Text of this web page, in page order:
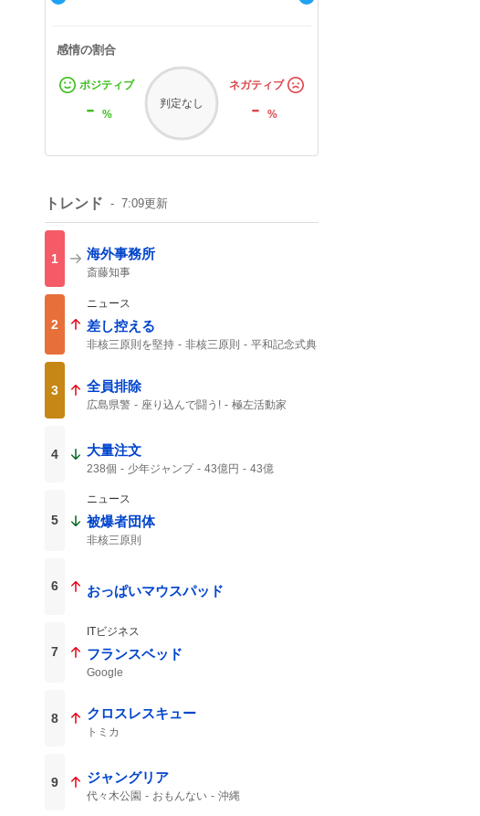
感情の割合
ポジティブ
- %
判定なし
ネガティブ
-%
トレンド 7:09更新
1 海外事務所
斎藤知事
2
ニュース
差し控える
非核三原則を堅持 非核三原則
平和記念式典
3 全員排除
広島県警 座り込んで闘う!
極左活動家
4 大量注文
238個 少年ジャンプ 43億円
43億
5
ニュース
被爆者団体
非核三原則
6 おっぱいマウスパッド
7
ITビジネス
フランスベッド
Google
8 クロスレスキュー
トミカ
9 ジャングリア
代々木公園 おもんない 沖縄